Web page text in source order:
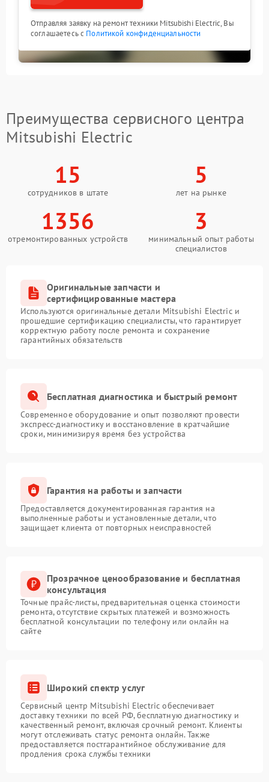
Отправляя заявку на ремонт техники Mitsubishi Electric, Вы
соглашаетесь с Политикой конфиденциальности
Преимущества сервисного центра
Mitsubishi Electric
15
сотрудников в штате
5
лет на рынке
1356
отремонтированных устройств
3
минимальный опыт работы
специалистов
Оригинальные запчасти и
сертифицированные мастера
Используются оригинальные детали Mitsubishi Electric и
прошедшие сертификацию специалисты, что гарантирует
корректную работу после ремонта и сохранение
гарантийных обязательств
Бесплатная диагностика и быстрый ремонт
Современное оборудование и опыт позволяют провести
экспресс-диагностику и восстановление в кратчайшие
сроки, минимизируя время без устройства
Гарантия на работы и запчасти
Предоставляется документированная гарантия на
выполненные работы и установленные детали, что
защищает клиента от повторных неисправностей
Прозрачное ценообразование и бесплатная
консультация
Точные прайс-листы, предварительная оценка стоимости
ремонта, отсутствие скрытых платежей и возможность
бесплатной консультации по телефону или онлайн на
сайте
Широкий спектр услуг
Сервисный центр Mitsubishi Electric обеспечивает
доставку техники по всей РФ, бесплатную диагностику и
качественный ремонт, включая срочный ремонт. Клиенты
могут отслеживать статус ремонта онлайн. Также
предоставляется постгарантийное обслуживание для
продления срока службы техники